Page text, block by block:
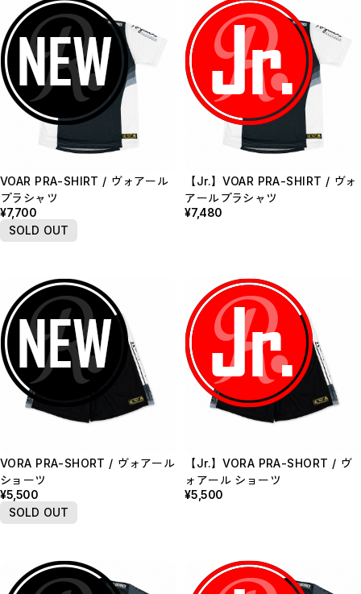
VOAR PRA-SHIRT / ヴォアール
プラシャツ
¥7,700
SOLD OUT
【Jr.】VOAR PRA-SHIRT / ヴォ
アールプラシャツ
¥7,480
VORA PRA-SHORT / ヴォアール
ショーツ
¥5,500
SOLD OUT
【Jr.】VORA PRA-SHORT / ヴ
ォアール ショーツ
¥5,500